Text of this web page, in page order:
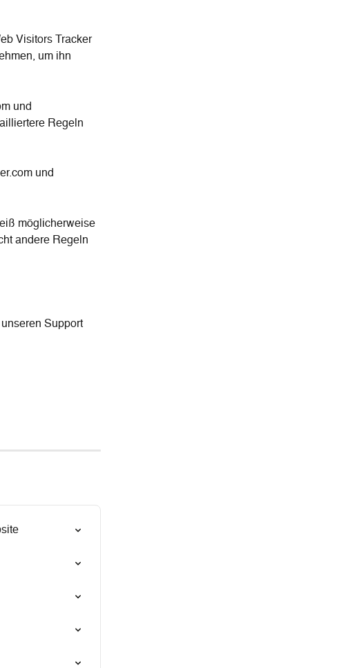
Visitors Tracker
um ihn
und
Regeln
und
möglicherweise
andere Regeln
Support